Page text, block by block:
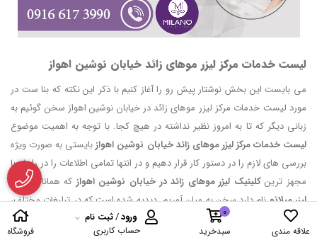
علاقه مندی
0
سبدخرید
ورود/ثبت نام
حساب کاربری
فروشگاه
لیست خدمات مرکز لیزر موهای زائد خیابان نوشین اهواز
می بایست این بخش نوشتار پیش رو را آغاز کنیم با ذکر این نکته که بنا ست در
مورد لیست خدمات مرکز لیزر موهای زائد در خیابان نوشین اهواز سخن گوئیم به
زبانی دیگر که تا به امروز نظیر نداشته در هیچ کجا. با توجه به اهمیت موضوع
لیست خدمات مرکز لیزر موهای زائد خیابان نوشین اهوازبایستی به صورت ویژه
بررسی های لازم را در دستور کار قرار دهیم و در انتها تمامی اطلاعات را در رابطه با
مجهز ترینکلینیک لیزر موهای زائد در خیابان نوشین اهواز که همانا کلینیک
لیزر میلانونام دارد سخن به میان آوریم. دیدیه شده است که در تبلیغات مختلف،
در شبکه های اجتماعی، و در سایت های گوناگون تمامی مراکز و انواع کلینیک
لیزر موهای زائد در خیابان نوشین اهواز تلاش دارند نقاط برتری خویش را